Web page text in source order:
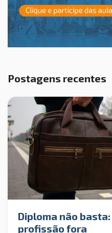
Postagens recentes
Diploma não
profissão fora